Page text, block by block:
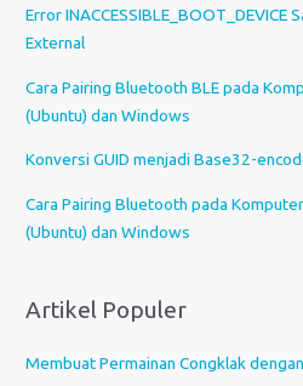
b
u
h
b
a
a
s
Error
External
Cara Pairing Bluetooth BLE pada
(Ubuntu) dan Windows
Konversi GUID menjadi Base32-
Cara Pairing Bluetooth pada
(Ubuntu) dan Windows
Artikel Populer
Membuat Permainan Congklak